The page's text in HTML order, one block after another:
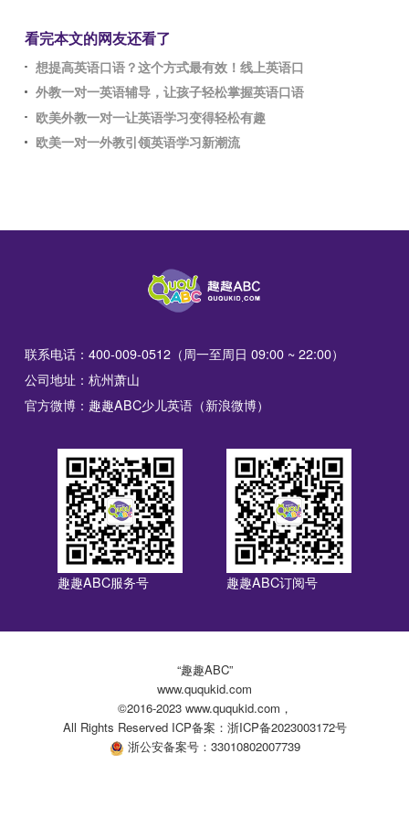
看完本文的网友还看了
想提高英语口语？这个方式最有效！线上英语口
外教一对一英语辅导，让孩子轻松掌握英语口语
欧美外教一对一让英语学习变得轻松有趣
欧美一对一外教引领英语学习新潮流
联系电话：400-009-0512（周一至周日 09:00 ~ 22:00）
公司地址：杭州萧山
官方微博：趣趣ABC少儿英语（新浪微博）
趣趣ABC服务号 趣趣ABC订阅号
“趣趣ABC”
www.ququkid.com
©2016-2023 www.ququkid.com，
All Rights Reserved ICP备案：浙ICP备2023003172号
浙公安备案号：33010802007739